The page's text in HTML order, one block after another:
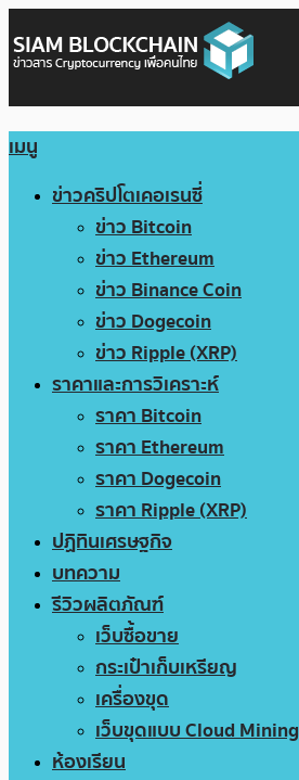
เมนู
ข่าวคริปโตเคอเรนซี่
ข่าว Bitcoin
ข่าว Ethereum
ข่าว Binance Coin
ข่าว Dogecoin
ข่าว Ripple (XRP)
ราคาและการวิเคราะห์
ราคา Bitcoin
ราคา Ethereum
ราคา Dogecoin
ราคา Ripple (XRP)
ปฏิทินเศรษฐกิจ
บทความ
รีวิวผลิตภัณฑ์
เว็บซื้อขาย
กระเป๋าเก็บเหรียญ
เครื่องขุด
เว็บขุดแบบ Cloud Mining
ห้องเรียน